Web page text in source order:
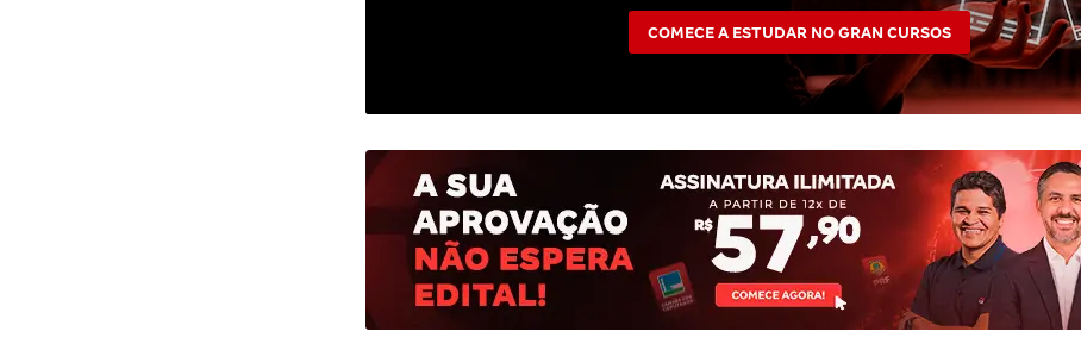
COMECE A ESTUDAR NO GRAN CURSOS